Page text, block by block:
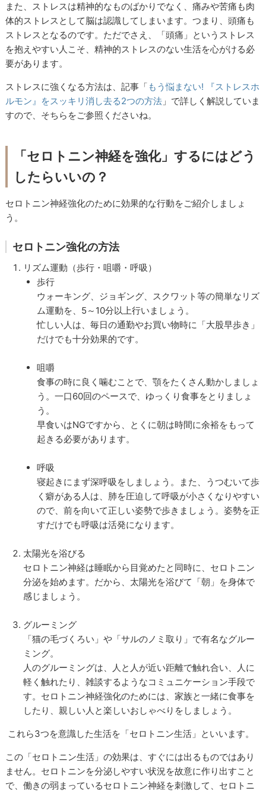
また、ストレスは精神的なものばかりでなく、痛みや苦痛も肉
体的ストレスとして脳は認識してしまいます。つまり、頭痛も
ストレスとなるのです。ただでさえ、「頭痛」というストレス
を抱えやすい人こそ、精神的ストレスのない生活を心がける必
要があります。
ストレスに強くなる方法は、記事「 もう悩まない!
『ストレスホ
ルモン』をスッキリ消し去る2つの方法 」で詳しく解説していま
すので、そちらをご参照くださいね。
「セロトニン神経を強化」するにはどう
したらいいの？
セロトニン神経強化のために効果的な行動をご紹介しましょ
う。
セロトニン強化の方法
リズム運動（歩行・咀嚼・呼吸）
歩行
ウォーキング、ジョギング、スクワット等の簡単なリズ
ム運動を、 5 ～ 10分以上行いましょう。
忙しい人は、毎日の通勤やお買い物時に「大股早歩き」
だけでも十分効果的です。
咀嚼
食事の時に良く噛むことで、顎をたくさん動かしましょ
う。一口60回のペースで、ゆっくり食事をとりましょ
う。
早食いはNGですから、とくに朝は時間に余裕をもって
起きる必要があります。
呼吸
寝起きにまず深呼吸をしましょう。また、うつむいて歩
く癖がある人は、肺を圧迫して呼吸が小さくなりやすい
ので、前を向いて正しい姿勢で歩きましょう。姿勢を正
すだけでも呼吸は活発になります。
太陽光を浴びる
セロトニン神経は睡眠から目覚めたと同時に、セロトニン
分泌を始めます。だから、太陽光を浴びて「朝」を身体で
感じましょう。
グルーミング
「猫の毛づくろい」や「サルのノミ取り」で有名なグルー
ミング。
人のグルーミングは、人と人が近い距離で触れ合い、人に
軽く触れたり、雑談するようなコミュニケーション手段で
す。セロトニン神経強化のためには、家族と一緒に食事を
したり、親しい人と楽しいおしゃべりをしましょう。
これら3つを意識した生活を「セロトニン生活」といいます。
この「セロトニン生活」の効果は、すぐには出るものではあり
ません。セロトニンを分泌しやすい状況を故意に作り出すこと
で、働きの弱まっているセロトニン神経を刺激して、セロトニ